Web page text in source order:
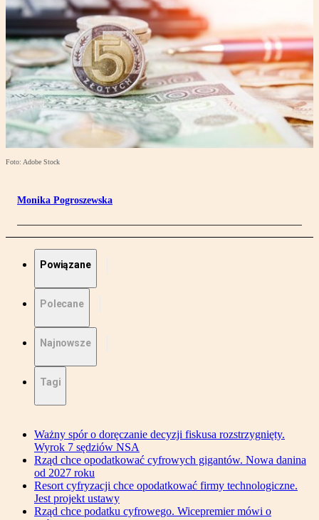
Foto: Adobe Stock
Monika Pogroszewska
Powiązane
Polecane
Najnowsze
Tagi
Ważny spór o doręczanie decyzji fiskusa rozstrzygnięty.
Wyrok 7 sędziów NSA
Rząd chce opodatkować cyfrowych gigantów. Nowa danina
od 2027 roku
Resort cyfryzacji chce opodatkować firmy technologiczne.
Jest projekt ustawy
Rząd chce podatku cyfrowego. Wicepremier mówi o